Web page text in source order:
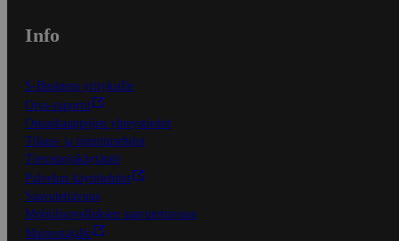
Info
S-Business yrityksille
Oiva-raportit
Osuuskauppojen yhteystiedot
Tilaus- ja toimitusehdot
Tietosuojakäytäntö
Palvelun käyttöehdot
Saavutettavuus
Mobiilisovelluksen saavutettavuus
Mainostajalle